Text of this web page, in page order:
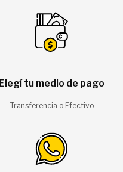
Elegí tu medio de pago
Transferencia o Efectivo